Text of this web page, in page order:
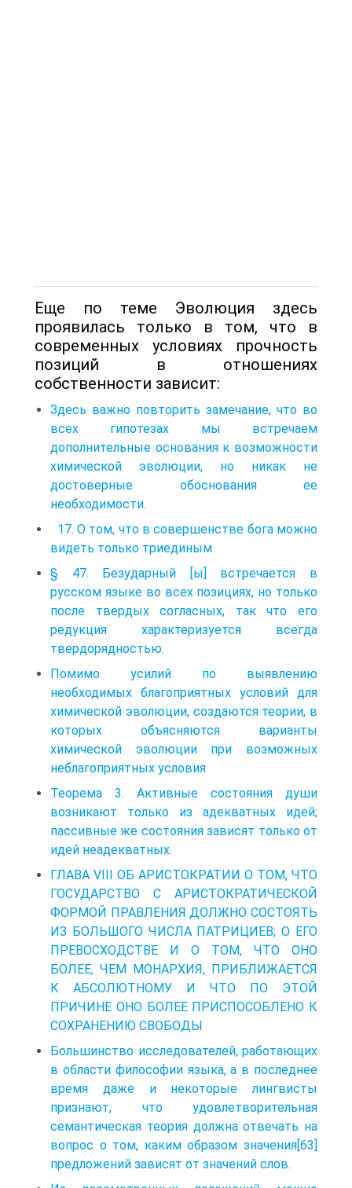
Еще по теме Эволюция здесь
проявилась только в том, что в
современных условиях прочность
позиций в отношениях
собственности зависит:
Здесь важно повторить замечание, что во
всех гипотезах мы встречаем
дополнительные основания к возможности
химической эволюции, но никак не
достоверные обоснования ее
необходимости.
17. О том, что в совершенстве бога можно
видеть только триединым
§ 47. Безударный [ы] встречается в
русском языке во всех позициях, но только
после твердых согласных, так что его
редукция характеризуется всегда
твердорядностью.
Помимо усилий по выявлению
необходимых благоприятных условий для
химической эволюции, создаются теории, в
которых объясняются варианты
химической эволюции при возможных
неблагоприятных условия
Теорема 3. Активные состояния души
возникают только из адекватных идей;
пассивные же состояния зависят только от
идей неадекватных.
ГЛАВА VIII ОБ АРИСТОКРАТИИ О ТОМ, ЧТО
ГОСУДАРСТВО С АРИСТОКРАТИЧЕСКОЙ
ФОРМОЙ ПРАВЛЕНИЯ ДОЛЖНО СОСТОЯТЬ
ИЗ БОЛЬШОГО ЧИСЛА ПАТРИЦИЕВ; О ЕГО
ПРЕВОСХОДСТВЕ И О ТОМ, ЧТО ОНО
БОЛЕЕ, ЧЕМ МОНАРХИЯ, ПРИБЛИЖАЕТСЯ
К АБСОЛЮТНОМУ И ЧТО ПО ЭТОЙ
ПРИЧИНЕ ОНО БОЛЕЕ ПРИСПОСОБЛЕНО К
СОХРАНЕНИЮ СВОБОДЫ
Большинство исследователей, работающих
в области филосо­фии языка, а в последнее
время даже и некоторые лингвисты
признают, что удовлетворительная
семантическая теория должна отвечать на
вопрос о том, каким образом значения[63]
предложений зависят от значений слов.